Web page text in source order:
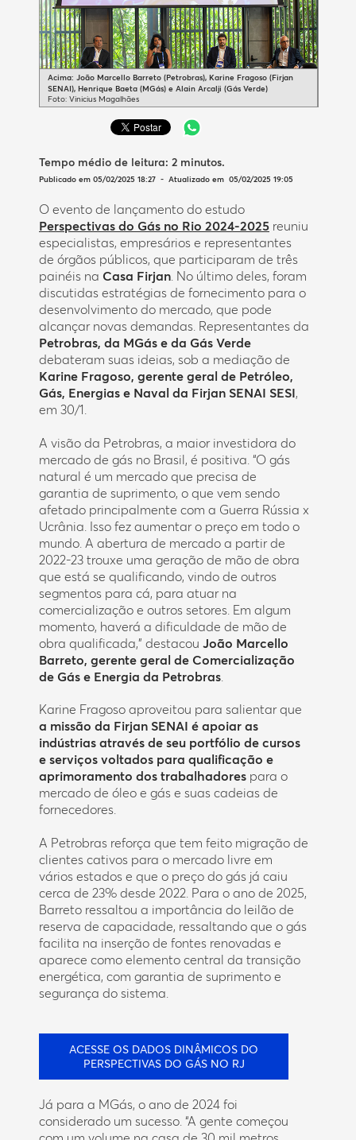
Acima: João Marcello Barreto (Petrobras), Karine Fragoso (Firjan
SENAI), Henrique Baeta (MGás) e Alain Arcalji (Gás Verde)
Foto: Vinicius Magalhães
Tempo médio de leitura: 2 minutos.
Publicado em 05/02/2025 18:27 - Atualizado em 05/02/2025 19:05
O evento de lançamento do estudo
Perspectivas do Gás no Rio 2024-2025 reuniu
especialistas, empresários e representantes
de órgãos públicos, que participaram de três
painéis na Casa Firjan . No último deles, foram
discutidas estratégias de fornecimento para o
desenvolvimento do mercado, que pode
alcançar novas demandas. Representantes da
Petrobras, da MGás e da Gás Verde
debateram suas ideias, sob a mediação de
Karine Fragoso, gerente geral de Petróleo,
Gás, Energias e Naval da Firjan SENAI SESI,
em 30/1.
A visão da Petrobras, a maior investidora do
mercado de gás no Brasil, é positiva. “O gás
natural é um mercado que precisa de
garantia de suprimento, o que vem sendo
afetado principalmente com a Guerra Rússia x
Ucrânia. Isso fez aumentar o preço em todo o
mundo. A abertura de mercado a partir de
2022-23 trouxe uma geração de mão de obra
que está se qualificando, vindo de outros
segmentos para cá, para atuar na
comercialização e outros setores. Em algum
momento, haverá a dificuldade de mão de
obra qualificada,” destacou João Marcello
Barreto, gerente geral de Comercialização
de Gás e Energia da Petrobras
Karine Fragoso aproveitou para salientar que
a missão da Firjan SENAI é apoiar as
indústrias através de seu portfólio de cursos
e serviços voltados para qualificação e
aprimoramento dos trabalhadores para o
mercado de óleo e gás e suas cadeias de
fornecedores.
A Petrobras reforça que tem feito migração de
clientes cativos para o mercado livre em
vários estados e que o preço do gás já caiu
cerca de 23% desde 2022. Para o ano de 2025,
Barreto ressaltou a importância do leilão de
reserva de capacidade, ressaltando que o gás
facilita na inserção de fontes renovadas e
aparece como elemento central da transição
energética, com garantia de suprimento e
segurança do sistema.
ACESSE OS DADOS DINÂMICOS DO
PERSPECTIVAS DO GÁS NO RJ
Já para a MGás, o ano de 2024 foi
considerado um sucesso. “A gente começou